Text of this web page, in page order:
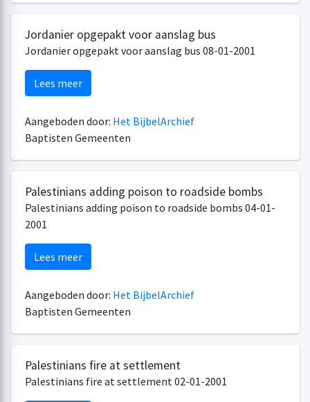
Jordanier opgepakt voor aanslag bus
Jordanier opgepakt voor aanslag bus 08-01-2001
Lees meer
Aangeboden door: Het BijbelArchief
Baptisten Gemeenten
Palestinians adding poison to roadside bombs
Palestinians adding poison to roadside bombs 04-01-
2001
Lees meer
Aangeboden door: Het BijbelArchief
Baptisten Gemeenten
Palestinians fire at settlement
Palestinians fire at settlement 02-01-2001